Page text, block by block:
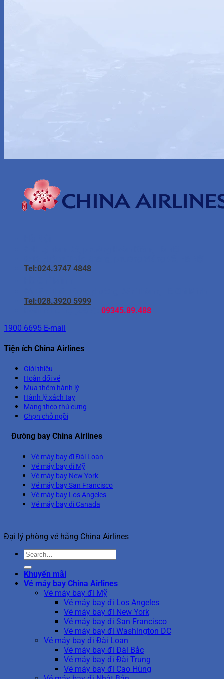
Tel:024.3747 4848
Tel:028.3920 5999
09345.89.488
1900 6695 E-mail
Tiện ích China Airlines
Giới thiệu
Hoàn đổi vé
Mua thêm hành lý
Hành lý xách tay
Mang theo thú cưng
Chọn chỗ ngồi
Đường bay China Airlines
Vé máy bay đi Đài Loan
Vé máy bay đi Mỹ
Vé máy bay New York
Vé máy bay San Francisco
Vé máy bay Los Angeles
Vé máy bay đi Canada
Đại lý phòng vé hãng China Airlines
Khuyến mãi
Vé máy bay China Airlines
Vé máy bay đi Mỹ
Vé máy bay đi Los Angeles
Vé máy bay đi New York
Vé máy bay đi San Francisco
Vé máy bay đi Washington DC
Vé máy bay đi Đài Loan
Vé máy bay đi Đài Bắc
Vé máy bay đi Đài Trung
Vé máy bay đi Cao Hùng